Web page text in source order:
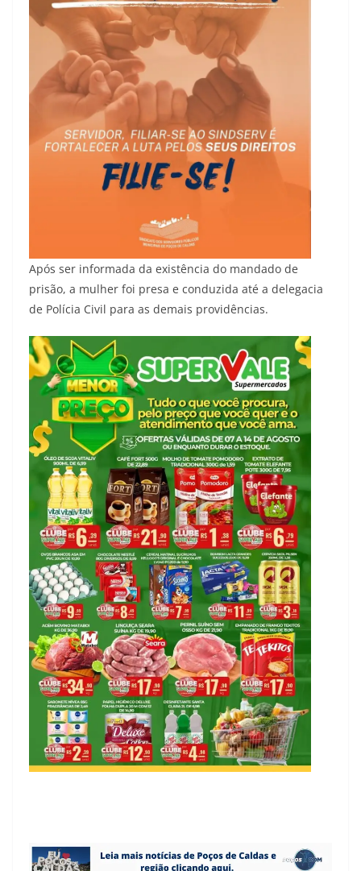
Após ser informada da existência do mandado de
prisão, a mulher foi presa e conduzida até a delegacia
de Polícia Civil para as demais providências.